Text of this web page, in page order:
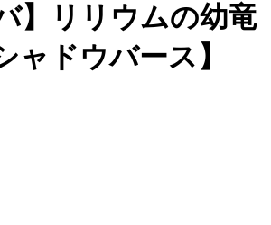
】リリウムの幼竜
ャドウバース】